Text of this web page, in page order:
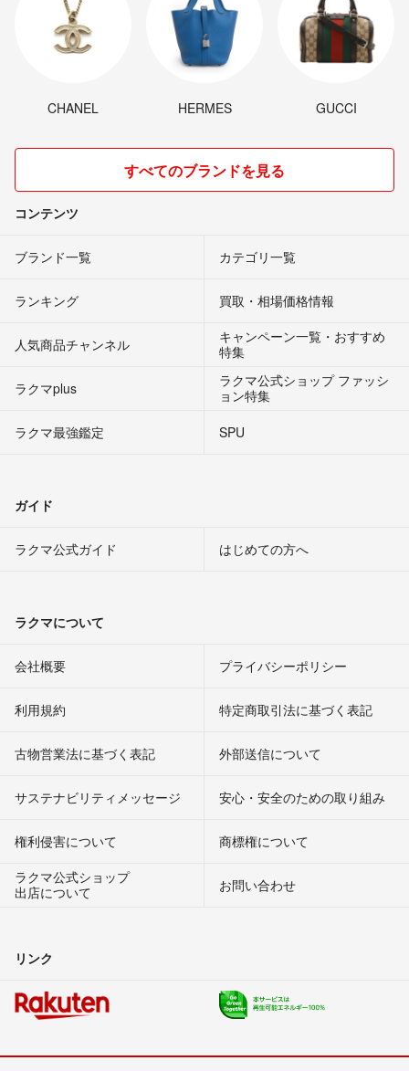
CHANEL HERMES GUCCI
すべてのブランドを見る
コンテンツ
ブランド一覧 カテゴリ一覧
ランキング 買取・相場価格情報
人気商品チャンネル
キャンペーン一覧・おすすめ
特集
ラクマplus
ラクマ公式ショップ ファッシ
ョン特集
ラクマ最強鑑定
SPU
ガイド
ラクマ公式ガイド はじめての方へ
ラクマについて
会社概要 プライバシーポリシー
利用規約 特定商取引法に基づく表記
古物営業法に基づく表記 外部送信について
サステナビリティメッセージ 安心・安全のための取り組み
権利侵害について
商標権について
ラクマ公式ショップ
出店について
お問い合わせ
リンク